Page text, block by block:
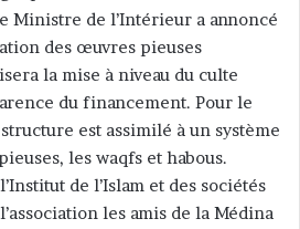
Ministre de l’Intérieur a annoncé
des œuvres pieuses
la mise à niveau du culte
du financement. Pour le
est assimilé à un système
les waqfs et habous.
de l’Islam et des sociétés
les amis de la Médina